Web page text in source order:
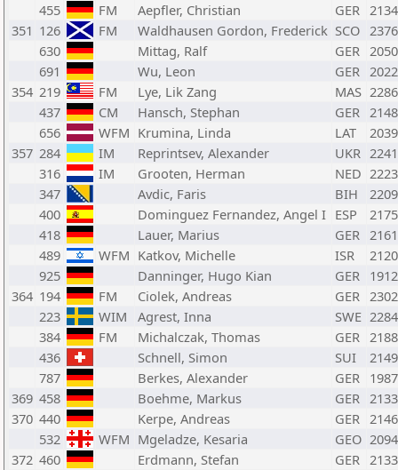
455
FM Aepfler, Christian GER 2134
351 126 FM Waldhausen Gordon, Frederick SCO 2376
630
Mittag, Ralf GER 2050
691
Wu, Leon GER 2022
354 219 FM Lye, Lik Zang MAS 2286
437
CM Hansch, Stephan GER 2148
656
WFM Krumina, Linda LAT
2039
357 284 IM Reprintsev, Alexander UKR 2241
316
IM Grooten, Herman NED 2223
347
Avdic, Faris BIH
2209
400
Dominguez Fernandez, Angel I ESP
2175
418
Lauer, Marius GER 2161
489
WFM Katkov, Michelle ISR
2120
925
Danninger, Hugo Kian GER 1912
364 194 FM Ciolek, Andreas GER 2302
223
WIM Agrest, Inna SWE 2284
384
FM Michalczak, Thomas GER 2188
436
Schnell, Simon SUI
2149
787
Berkes, Alexander GER 1987
369 458 Boehme, Markus GER 2133
370 440 Kerpe, Andreas GER 2146
532
WFM Mgeladze, Kesaria GEO 2094
372 460 Erdmann, Stefan GER 2133